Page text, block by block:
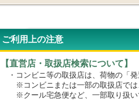
ご利用上の注意
【直営店・取扱店検索について】
・コンビニ等の取扱店は、荷物の「発
※コンビニまたは一部の取扱店では
※クール宅急便など、一部取り扱い